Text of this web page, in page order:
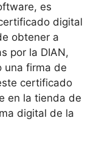
es
digital
obtener a
por la DIAN,
una firma de
certificado
en la tienda de
digital de la